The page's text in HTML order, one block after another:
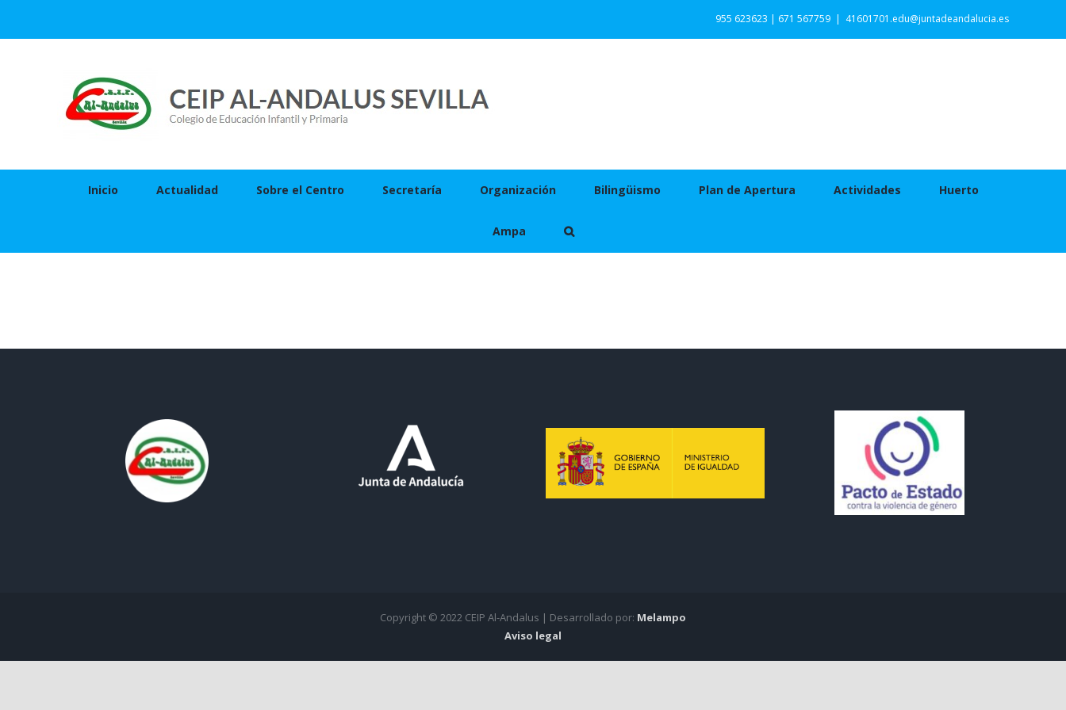
955 623623 | 671 567759 | 41601701.edu@juntadeandalucia.es
Inicio Actualidad Sobre el Centro Secretaría Organización Bilingüismo Plan de Apertura Actividades Huerto
Ampa
Copyright © 2022 CEIP Al-Andalus | Desarrollado por: Melampo
Aviso legal